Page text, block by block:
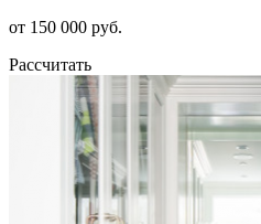
от 150 000 руб.
Рассчитать